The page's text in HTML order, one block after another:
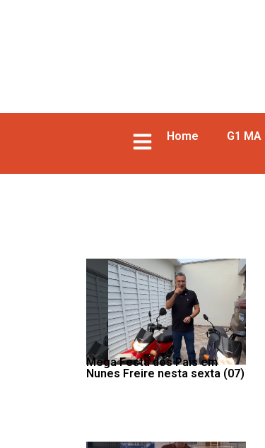
Home G1 MA
Mega Festa dos Pais em
Nunes Freire nesta sexta (07)